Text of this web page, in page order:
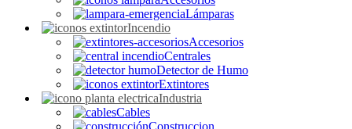
Lámparas
Incendio
Accesorios
Centrales
Detector de Humo
Extintores
Industria
Cables
Construccion